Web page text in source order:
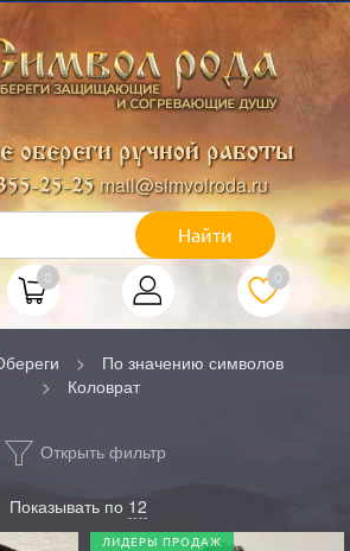
обереги ручной работы
25-25 mail@simvolroda.ru
Найти
0 0
По значению символов
Коловрат
Открыть фильтр
Показывать по 12
ЛИДЕРЫ ПРОДАЖ